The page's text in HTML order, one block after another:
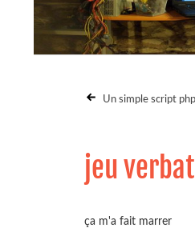
Un simple script
jeu
ça m'a fait marrer